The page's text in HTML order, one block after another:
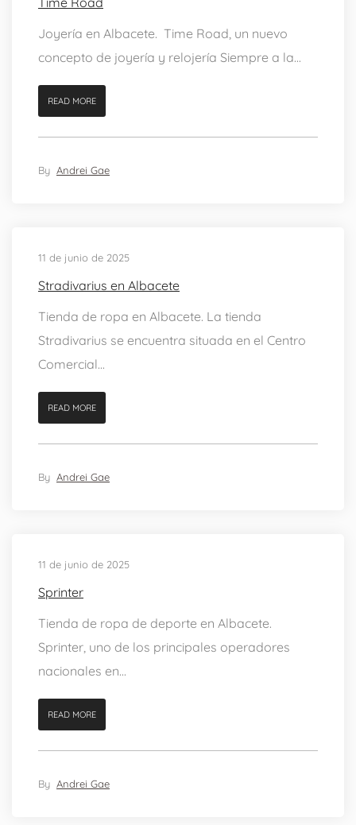
Joyería en Albacete. Time Road, un nuevo
concepto de joyería y relojería Siempre a la...
READ MORE
By Andrei Gae
11 de junio de 2025
Stradivarius en Albacete
Tienda de ropa en Albacete. La tienda
Stradivarius se encuentra situada en el Centro
Comercial...
READ MORE
By Andrei Gae
11 de junio de 2025
Sprinter
Tienda de ropa de deporte en Albacete.
Sprinter, uno de los principales operadores
nacionales en...
READ MORE
By Andrei Gae